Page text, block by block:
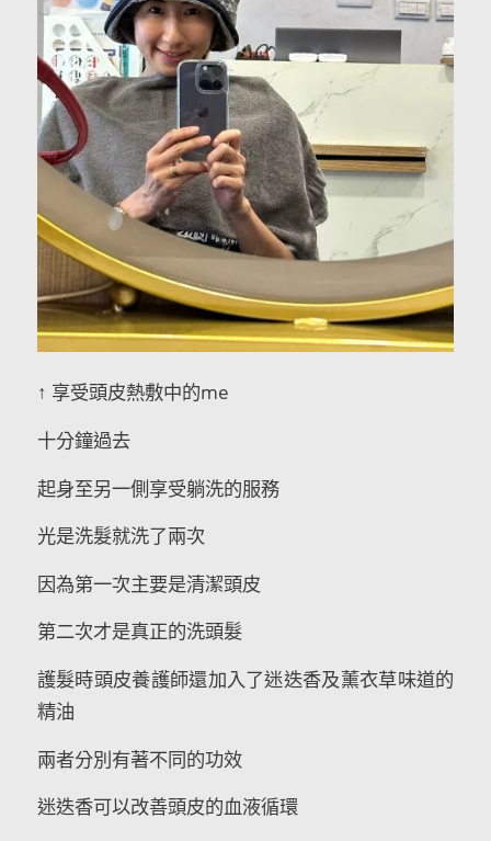
↑ 享受頭皮熱敷中的me
十分鐘過去
起身至另一側享受躺洗的服務
光是洗髮就洗了兩次
因為第一次主要是清潔頭皮
第二次才是真正的洗頭髮
護髮時頭皮養護師還加入了迷迭香及薰衣草味道的
精油
兩者分別有著不同的功效
迷迭香可以改善頭皮的血液循環